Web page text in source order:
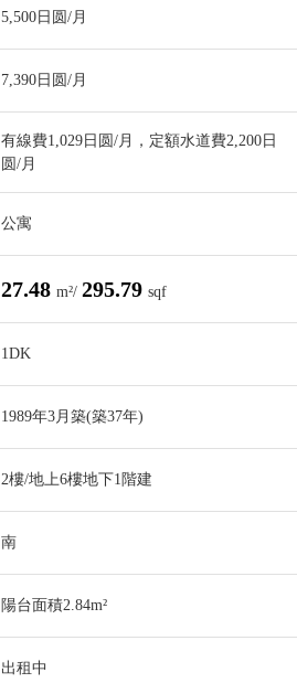
5,500日圆/月
7,390日圆/月
有線費1,029日圆/月，定額水道費2,200日
圆/月
公寓
27.48 m²/ 295.79 sqf
1DK
1989年3月築(築37年)
2樓/地上6樓地下1階建
南
陽台面積2.84m²
出租中